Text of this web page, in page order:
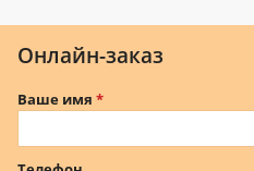
Онлайн-заказ
Ваше имя